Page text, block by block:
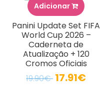
Adicionar
Panini Update Set FIFA
World Cup 2026 –
Caderneta de
Atualização + 120
Cromos Oficiais
19.90€ 17.91€